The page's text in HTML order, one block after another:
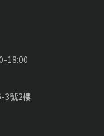
18:00
3號2樓